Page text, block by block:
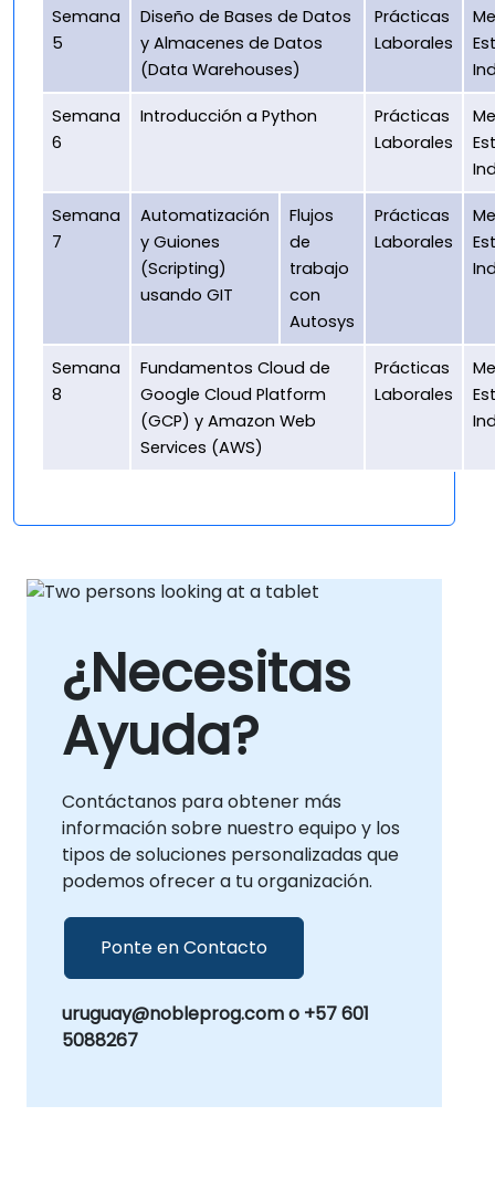
Semana
5
Diseño de Bases de Datos
y Almacenes de Datos
(Data Warehouses)
Prácticas
Laborales
Semana
6
Introducción a Python
Prácticas
Laborales
Semana
7
Automatización
y Guiones
(Scripting)
usando GIT
Flujos
de
trabajo
con
Autosys
Prácticas
Laborales
Semana
8
Fundamentos Cloud de
Google Cloud Platform
(GCP) y Amazon Web
Services (AWS)
Prácticas
Laborales
¿Necesitas
Ayuda?
Contáctanos para obtener más
información sobre nuestro equipo y los
tipos de soluciones personalizadas que
podemos ofrecer a tu organización.
Ponte en Contacto
uruguay@nobleprog.com o +57 601
5088267